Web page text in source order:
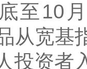
至10
从宽基
投资者